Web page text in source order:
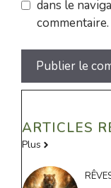
dans le
commentaire.
ARTICLES
Plus